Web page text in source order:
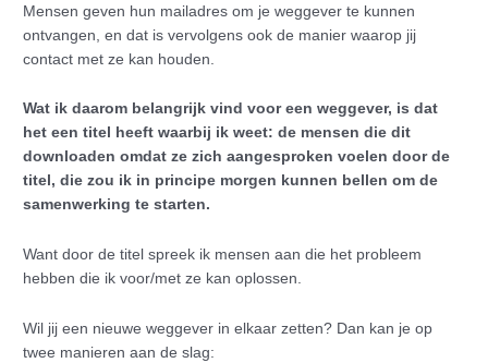
Mensen geven hun mailadres om je weggever te kunnen
ontvangen, en dat is vervolgens ook de manier waarop jij
contact met ze kan houden.
Wat ik daarom belangrijk vind voor een weggever, is dat
het een titel heeft waarbij ik weet: de mensen die dit
downloaden omdat ze zich aangesproken voelen door de
titel, die zou ik in principe morgen kunnen bellen om de
samenwerking te starten.
Want door de titel spreek ik mensen aan die het probleem
hebben die ik voor/met ze kan oplossen.
Wil jij een nieuwe weggever in elkaar zetten? Dan kan je op
twee manieren aan de slag: